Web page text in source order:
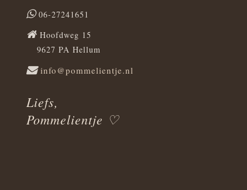
06-27241651
Hoofdweg 15
9627 PA Hellum
info@pommelientje.nl
Liefs,
Pommelientje ♡